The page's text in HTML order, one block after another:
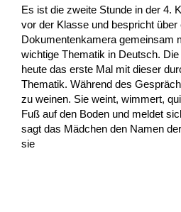
Es ist die zweite Stunde in der 4.
vor der Klasse und bespricht über
Dokumentenkamera gemeinsam
wichtige Thematik in Deutsch.
heute das erste Mal mit dieser
Thematik. Während des
zu weinen. Sie weint, wimmert,
Fuß auf den Boden und meldet
sagt das Mädchen den Namen
sie